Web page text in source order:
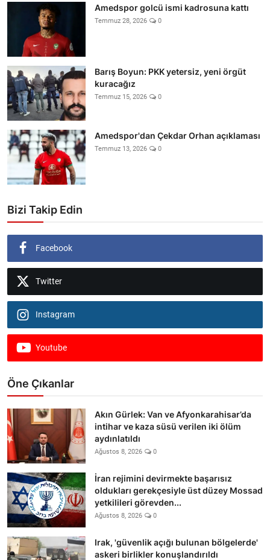
Amedspor golcü ismi kadrosuna kattı
Temmuz 28, 2026 0
Barış Boyun: PKK yetersiz, yeni örgüt
kuracağız
Temmuz 15, 2026 0
Amedspor'dan Çekdar Orhan açıklaması
Temmuz 13, 2026 0
Bizi Takip Edin
Facebook
Twitter
Instagram
Youtube
Öne Çıkanlar
Akın Gürlek: Van ve Afyonkarahisar’da
intihar ve kaza süsü verilen iki ölüm
aydınlatıldı
Ağustos 8, 2026 0
İran rejimini devirmekte başarısız
oldukları gerekçesiyle üst düzey Mossad
yetkilileri görevden...
Ağustos 8, 2026 0
Irak, 'güvenlik açığı bulunan bölgelerde'
askeri birlikler konuşlandırıldı